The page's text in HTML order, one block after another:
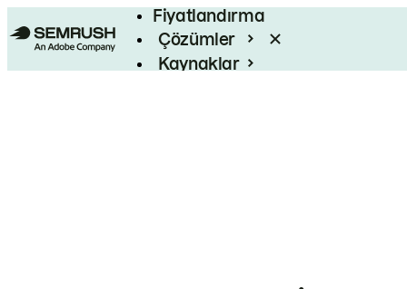
Fiyatlandırma
Çözümler
Kaynaklar